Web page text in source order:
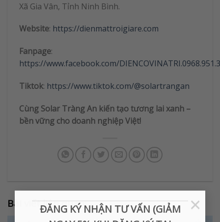
ĐĂNG KÝ NHẬN TƯ VẤN (GIẢM
×
Xã Gia Vân, Tỉnh Ninh Bình.
Website: https://dienmattroigiare.com
Fanpage:
https://www.facebook.com/
Tiktok: https://www.tiktok.com/@solartrangan
Cùng Solar Tràng An kiến tạo tương lai xanh –
bền vững cho doanh nghiệp Việt!
Bài viết liên quan: